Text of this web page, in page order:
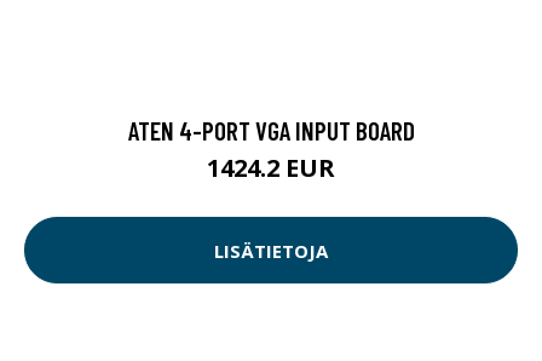
ATEN 4-PORT VGA INPUT BOARD
1424.2 EUR
LISÄTIETOJA